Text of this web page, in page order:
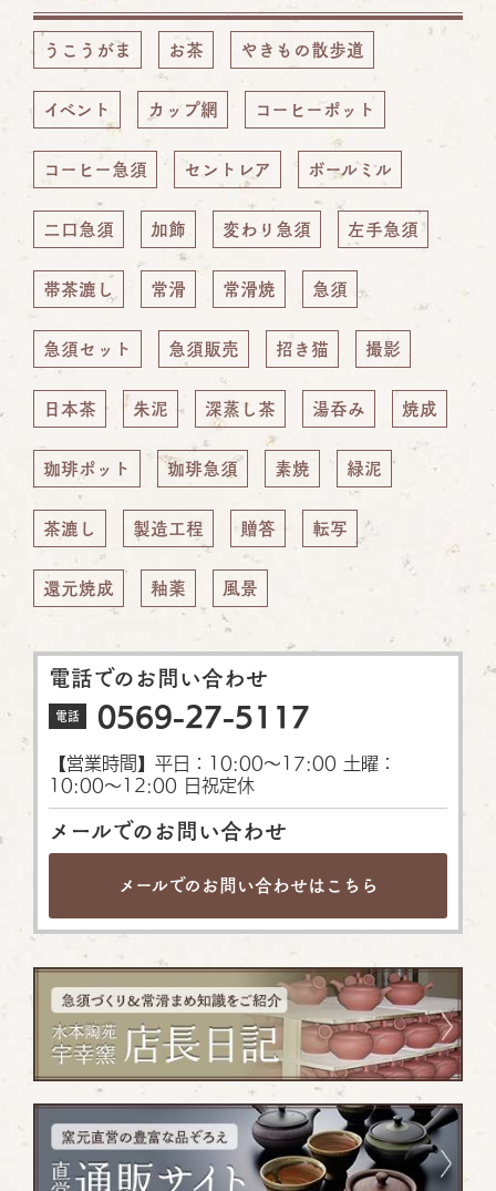
うこうがま お茶 やきもの散歩道
イベント カップ網 コーヒーポット
コーヒー急須 セントレア ボールミル
二口急須 加飾 変わり急須 左手急須
帯茶漉し 常滑 常滑焼 急須
急須セット 急須販売 招き猫 撮影
日本茶 朱泥 深蒸し茶 湯呑み 焼成
珈琲ポット 珈琲急須 素焼 緑泥
茶漉し 製造工程 贈答 転写
還元焼成 釉薬 風景
電話でのお問い合わせ
電話 0569-27-5117
【営業時間】平日：10:00〜17:00 土曜：
10:00〜12:00 日祝定休
メールでのお問い合わせ
メールでのお問い合わせは こちら